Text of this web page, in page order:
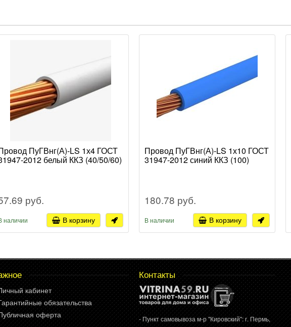
ПуГВнг(А)-LS 1х4 ГОСТ
2012 белый ККЗ (40/50/60)
руб.
наличии В корзину
Провод ПуГВнг(А)-LS 1х10 ГОСТ
31947-2012 синий ККЗ (100)
180.78 руб.
В наличии В корзину
кабинет
обязательства
оферта
Контакты
- Пункт самовывоза м-р "Кировский": г. Пермь,